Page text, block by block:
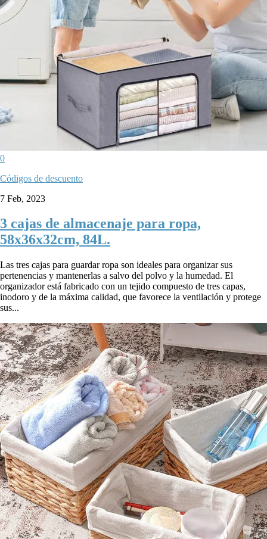
0
Códigos de descuento
7 Feb, 2023
3 cajas de almacenaje para ropa,
58x36x32cm, 84L.
Las tres cajas para guardar ropa son ideales para organizar sus
pertenencias y mantenerlas a salvo del polvo y la humedad. El
organizador está fabricado con un tejido compuesto de tres capas,
inodoro y de la máxima calidad, que favorece la ventilación y protege
sus...